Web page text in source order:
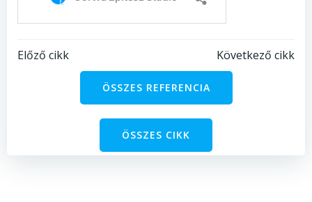
Bejegyzés
navigáció
Előző cikk
Bejegyzés
navigáció
Következő cikk
ÖSSZES REFERENCIA
ÖSSZES CIKK